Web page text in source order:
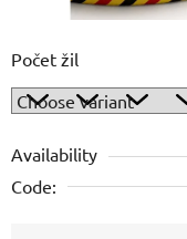
Počet žil
Availability
Code: